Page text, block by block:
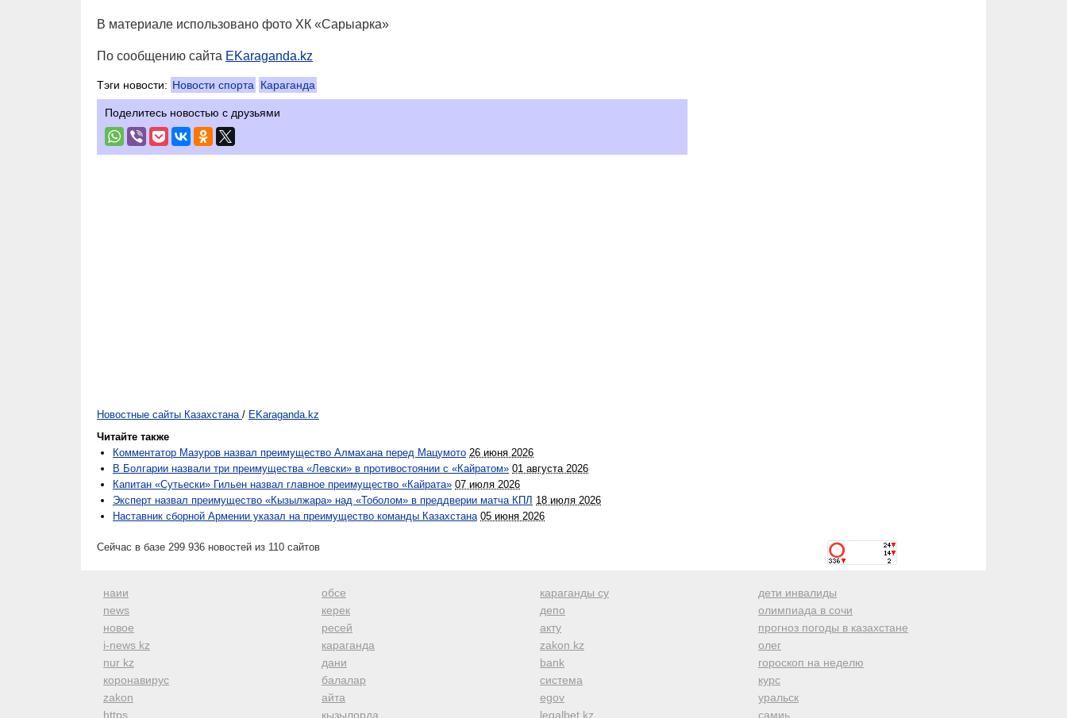
В материале использовано фото ХК «Сарыарка»
По сообщению сайта EKaraganda.kz
Тэги новости: Новости спорта Караганда
Поделитесь новостью с друзьями
Новостные сайты Казахстана / EKaraganda.kz
Читайте также
Комментатор Мазуров назвал преимущество Алмахана перед Мацумото 26 июня 2026
В Болгарии назвали три преимущества «Левски» в противостоянии с «Кайратом» 01 августа 2026
Капитан «Сутьески» Гильен назвал главное преимущество «Кайрата» 07 июля 2026
Эксперт назвал преимущество «Кызылжара» над «Тоболом» в преддверии матча КПЛ 18 июля 2026
Наставник сборной Армении указал на преимущество команды Казахстана 05 июня 2026
Сейчас в базе 299 936 новостей из 110 сайтов
наии
news
новое
i-news kz
nur kz
коронавирус
zakon
https
обсе
керек
ресей
караганда
дани
балалар
айта
кызылорда
караганды су
депо
акту
zakon kz
bank
система
egov
legalbet kz
дети инвалиды
олимпиада в сочи
прогноз погоды в казахстане
олег
гороскоп на неделю
курс
уральск
самиь